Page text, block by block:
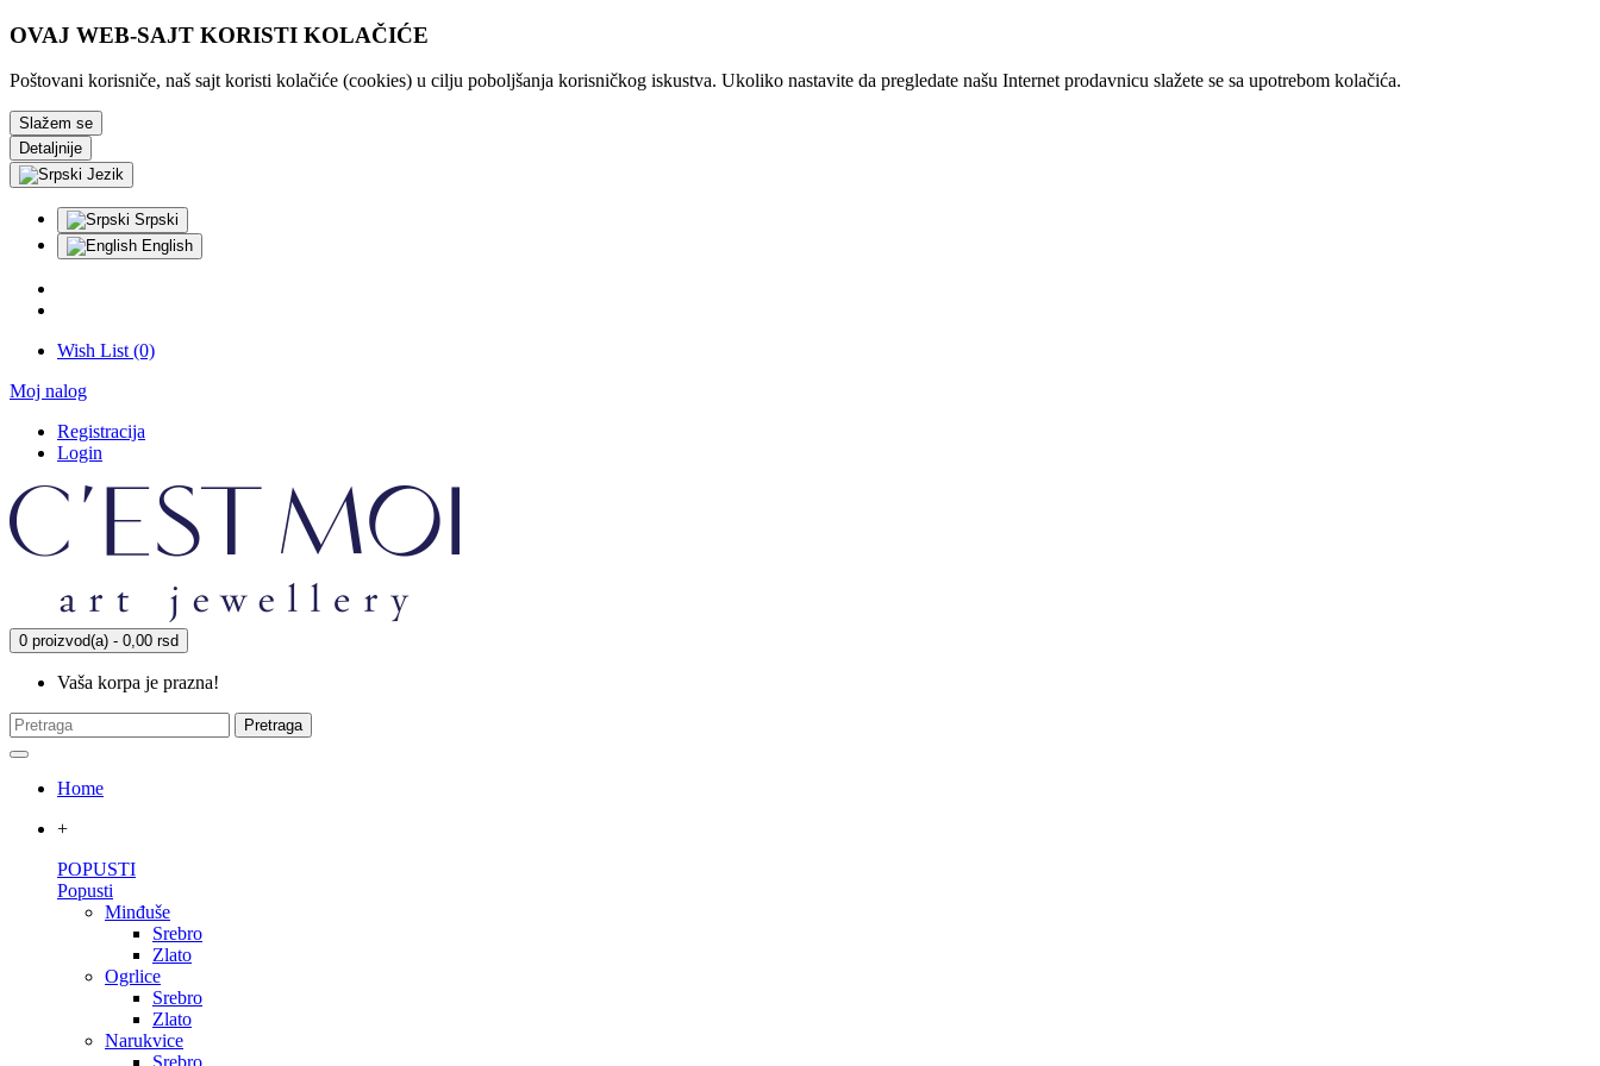
OVAJ WEB-SAJT KORISTI KOLAČIĆE
Poštovani korisniče, naš sajt koristi kolačiće (cookies) u cilju poboljšanja korisničkog iskustva. Ukoliko nastavite da pregledate našu Internet prodavnicu slažete se sa upotrebom kolačića.
Slažem se
Detaljnije
Jezik
Srpski
English
Wish List (0)
Moj nalog
Registracija
Login
0 proizvod(a) - 0,00 rsd
Vaša korpa je prazna!
Pretraga
Home
+
POPUSTI
Popusti
Minđuše
Srebro
Zlato
Ogrlice
Srebro
Zlato
Narukvice